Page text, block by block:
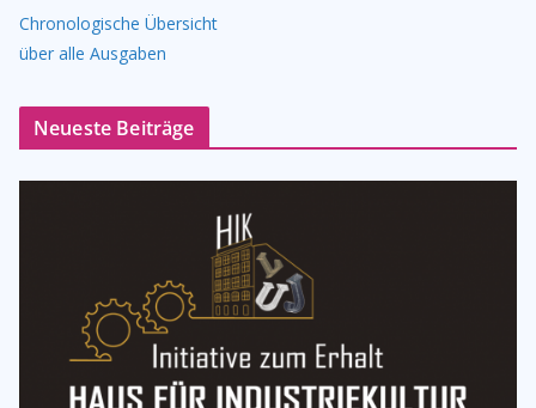
Chronologische Übersicht
über alle Ausgaben
Neueste Beiträge